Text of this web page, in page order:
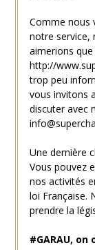
Comme nous
notre service,
aimerions
http://
trop peu
vous invitons a
discuter avec
Une dernière
Vous pouvez
nos activités
loi Française.
prendre la
#GARAU, on